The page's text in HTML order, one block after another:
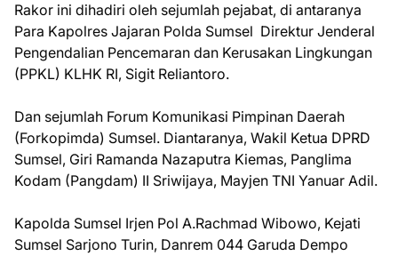
Rakor ini dihadiri oleh sejumlah pejabat, di antaranya
Para Kapolres Jajaran Polda Sumsel Direktur Jenderal
Pengendalian Pencemaran dan Kerusakan Lingkungan
(PPKL) KLHK RI, Sigit Reliantoro.
Dan sejumlah Forum Komunikasi Pimpinan Daerah
(Forkopimda) Sumsel. Diantaranya, Wakil Ketua DPRD
Sumsel, Giri Ramanda Nazaputra Kiemas, Panglima
Kodam (Pangdam) II Sriwijaya, Mayjen TNI Yanuar Adil.
Kapolda Sumsel Irjen Pol A.Rachmad Wibowo, Kejati
Sumsel Sarjono Turin, Danrem 044 Garuda Dempo